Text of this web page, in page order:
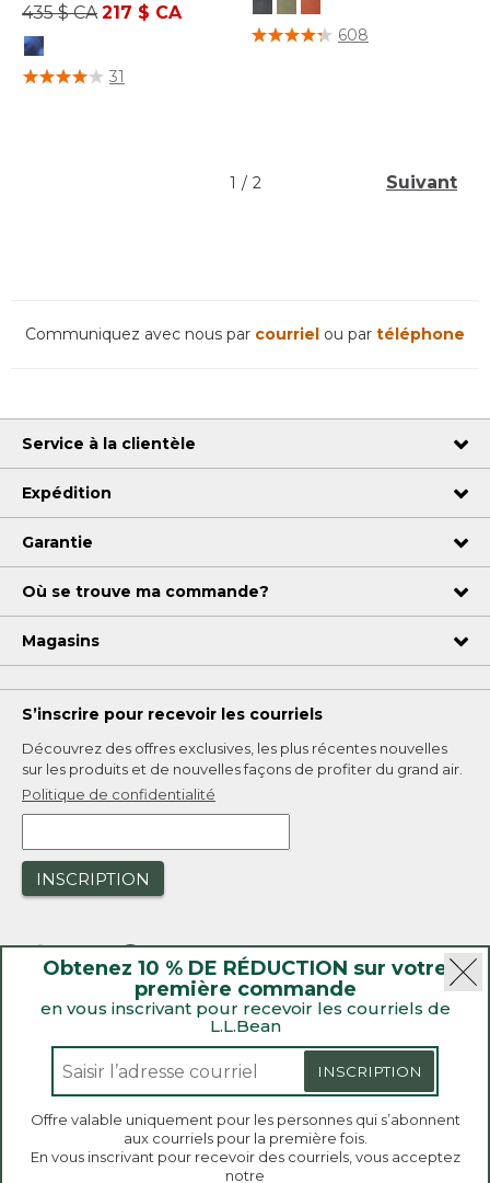
Prix réduit de
435 $ CAà217 $ CA
3,2 sur 5 Évaluation des clients
31
3,3 sur 5 Évaluation des clients
608
1 / 2 Suivant
Obtenez 10 % DE RÉDUCTION sur votre
première commande
en vous inscrivant pour recevoir les courriels de
L.L.Bean
INSCRIPTION
Offre valable uniquement pour les personnes qui s’abonnent
aux courriels pour la première fois.
En vous inscrivant pour recevoir des courriels, vous acceptez
notre
Communiquez avec nous par courriel ou par téléphone
Service à la clientèle
Expédition
Garantie
Où se trouve ma commande?
Magasins
S’inscrire pour recevoir les courriels
Découvrez des offres exclusives, les plus récentes nouvelles
sur les produits et de nouvelles façons de profiter du grand air.
Politique de confidentialité
INSCRIPTION
Bienvenue sur llbean.ca! Nous utilisons des témoins
de connexion et d’autres technologies pour vous
Rappels de produit
Loi sur la transparence de la Californie et du Royaume-Uni
Accessibilité Politique de vente et de retour
L.L.Bean® est une marque de commerce enregistrée de
L.L.Bean Inc. Copyright 2026.